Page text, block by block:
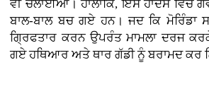
ਵੀ ਚਲਾਈਆਂ। ਹਾਲਾਂਕਿ, ਇਸ ਹਾਦਸੇ ਵਿੱਚ
ਬਾਲ-ਬਾਲ ਬਚ ਗਏ ਹਨ। ਜਦ ਕਿ ਮੋਰਿੰਡਾ
ਗ੍ਰਿਫਤਾਰ ਕਰਨ ਉਪਰੰਤ ਮਾਮਲਾ ਦਰਜ
ਗਏ ਹਥਿਆਰ ਅਤੇ ਥਾਰ ਗੱਡੀ ਨੂੰ ਬਰਾਮਦ ਕਰ